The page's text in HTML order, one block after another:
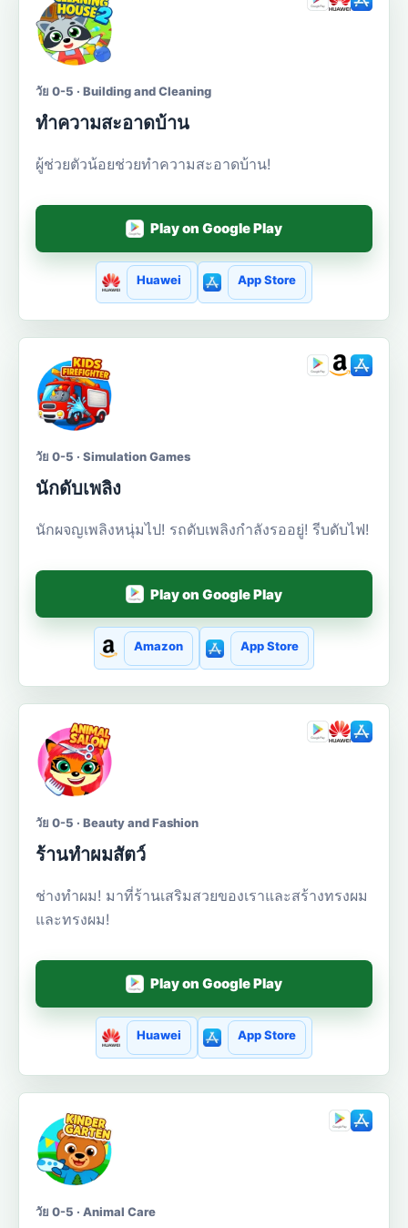
วัย 0-5 · Building and Cleaning
ทำความสะอาดบ้าน
ผู้ช่วยตัวน้อยช่วยทำความสะอาดบ้าน!
Play on Google Play
Huawei App Store
วัย 0-5 · Simulation Games
นักดับเพลิง
นักผจญเพลิงหนุ่มไป! รถดับเพลิงกำลังรออยู่! รีบดับไฟ!
Play on Google Play
Amazon App Store
วัย 0-5 · Beauty and Fashion
ร้านทำผมสัตว์
ช่างทำผม! มาที่ร้านเสริมสวยของเราและสร้างทรงผม
และทรงผม!
Play on Google Play
Huawei App Store
วัย 0-5 · Animal Care